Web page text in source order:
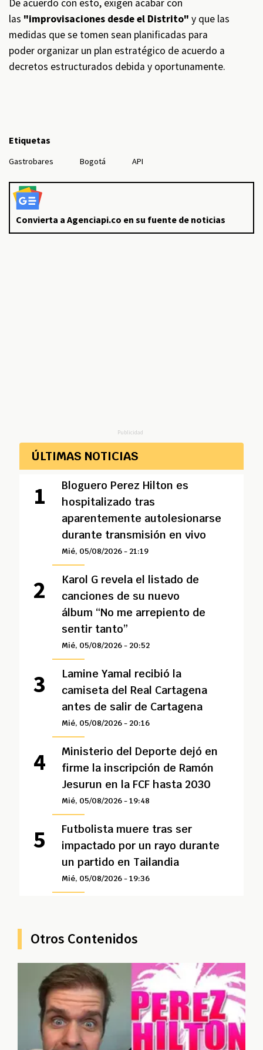
De acuerdo con esto, exigen acabar con
las "improvisaciones desde el Distrito" y que las
medidas que se tomen sean planificadas para
poder organizar un plan estratégico de acuerdo a
decretos estructurados debida y oportunamente.
Etiquetas
Gastrobares Bogotá API
Convierta a Agenciapi.co en su fuente de noticias
Publicidad
ÚLTIMAS NOTICIAS
Bloguero Perez Hilton es
hospitalizado tras
aparentemente autolesionarse
durante transmisión en vivo
Mié, 05/08/2026 - 21:19
Karol G revela el listado de
canciones de su nuevo
álbum “No me arrepiento de
sentir tanto”
Mié, 05/08/2026 - 20:52
Lamine Yamal recibió la
camiseta del Real Cartagena
antes de salir de Cartagena
Mié, 05/08/2026 - 20:16
Ministerio del Deporte dejó en
firme la inscripción de Ramón
Jesurun en la FCF hasta 2030
Mié, 05/08/2026 - 19:48
Futbolista muere tras ser
impactado por un rayo durante
un partido en Tailandia
Mié, 05/08/2026 - 19:36
Otros Contenidos